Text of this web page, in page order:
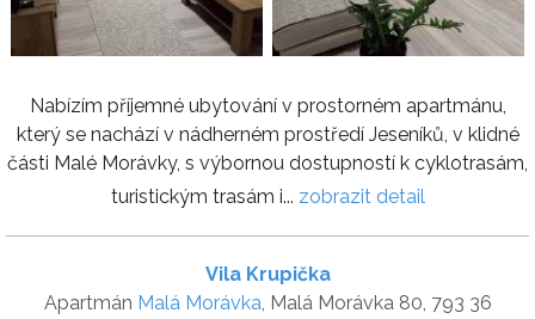
Nabízím příjemné ubytování v prostorném apartmánu,
který se nachází v nádherném prostředí Jeseníků, v klidné
části Malé Morávky, s výbornou dostupností k cyklotrasám,
turistickým trasám i... zobrazit detail
Vila Krupička
Apartmán Malá Morávka , Malá Morávka 80, 793 36